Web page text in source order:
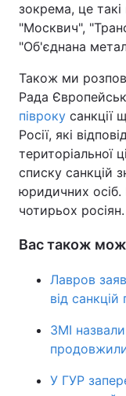
зокрема, це
"Москвич",
"Об'єднана
Також ми
Рада
півроку санкції
Росії, які
територіальної
списку санкцій
юридичних осіб.
чотирьох росіян.
Вас також
Лавров
від санкцій
ЗМІ
У ГУР